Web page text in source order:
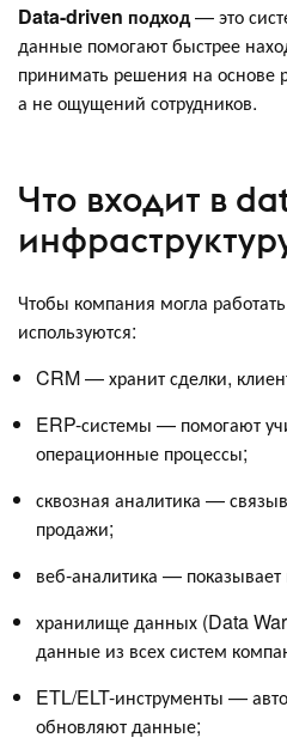
Data-driven подход— это
данные помогают быстрее
принимать решения на основе
а не ощущений сотрудников.
Что входит в
Чтобы компания могла
используются:
CRM — хранит сделки,
ERP-системы — помогают
операционные процессы;
сквозная аналитика —
продажи;
веб-аналитика — показывает
хранилище данных (Data
данные из всех систем
ETL/ELT-инструменты —
обновляют данные;